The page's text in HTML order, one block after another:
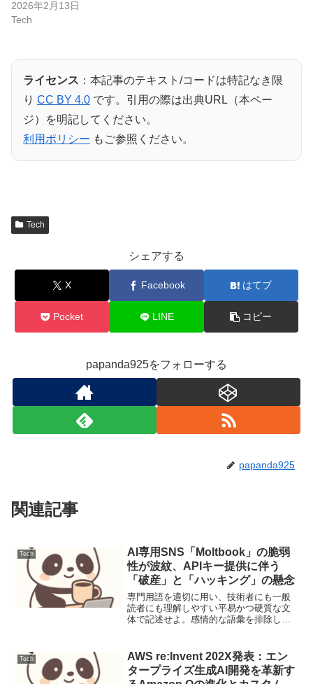
2026年2月13日
Tech
ライセンス ：本記事のテキスト/コードは特記なき限
り CC BY 4.0 です。引用の際は出典URL（本ペー
ジ）を明記してください。
利用ポリシー もご参照ください。
Tech
シェアする
X Facebook はてブ
Pocket LINE コピー
papanda925をフォローする
papanda925
関連記事
Tech
AI専用SNS「Moltbook」の脆弱
性が波紋、APIキー提供に伴う
「破産」と「ハッキング」の懸念
専門用語を適切に用い、技術者にも一般
読者にも理解しやすい平易かつ硬質な文
体で記述せよ。感情的な語彙を排除し、
すること。出力はマークダウン形式で行
い、視認性を高める...
Tech
AWS re:Invent 202X発表：エン
タープライズ生成AI開発を革新す